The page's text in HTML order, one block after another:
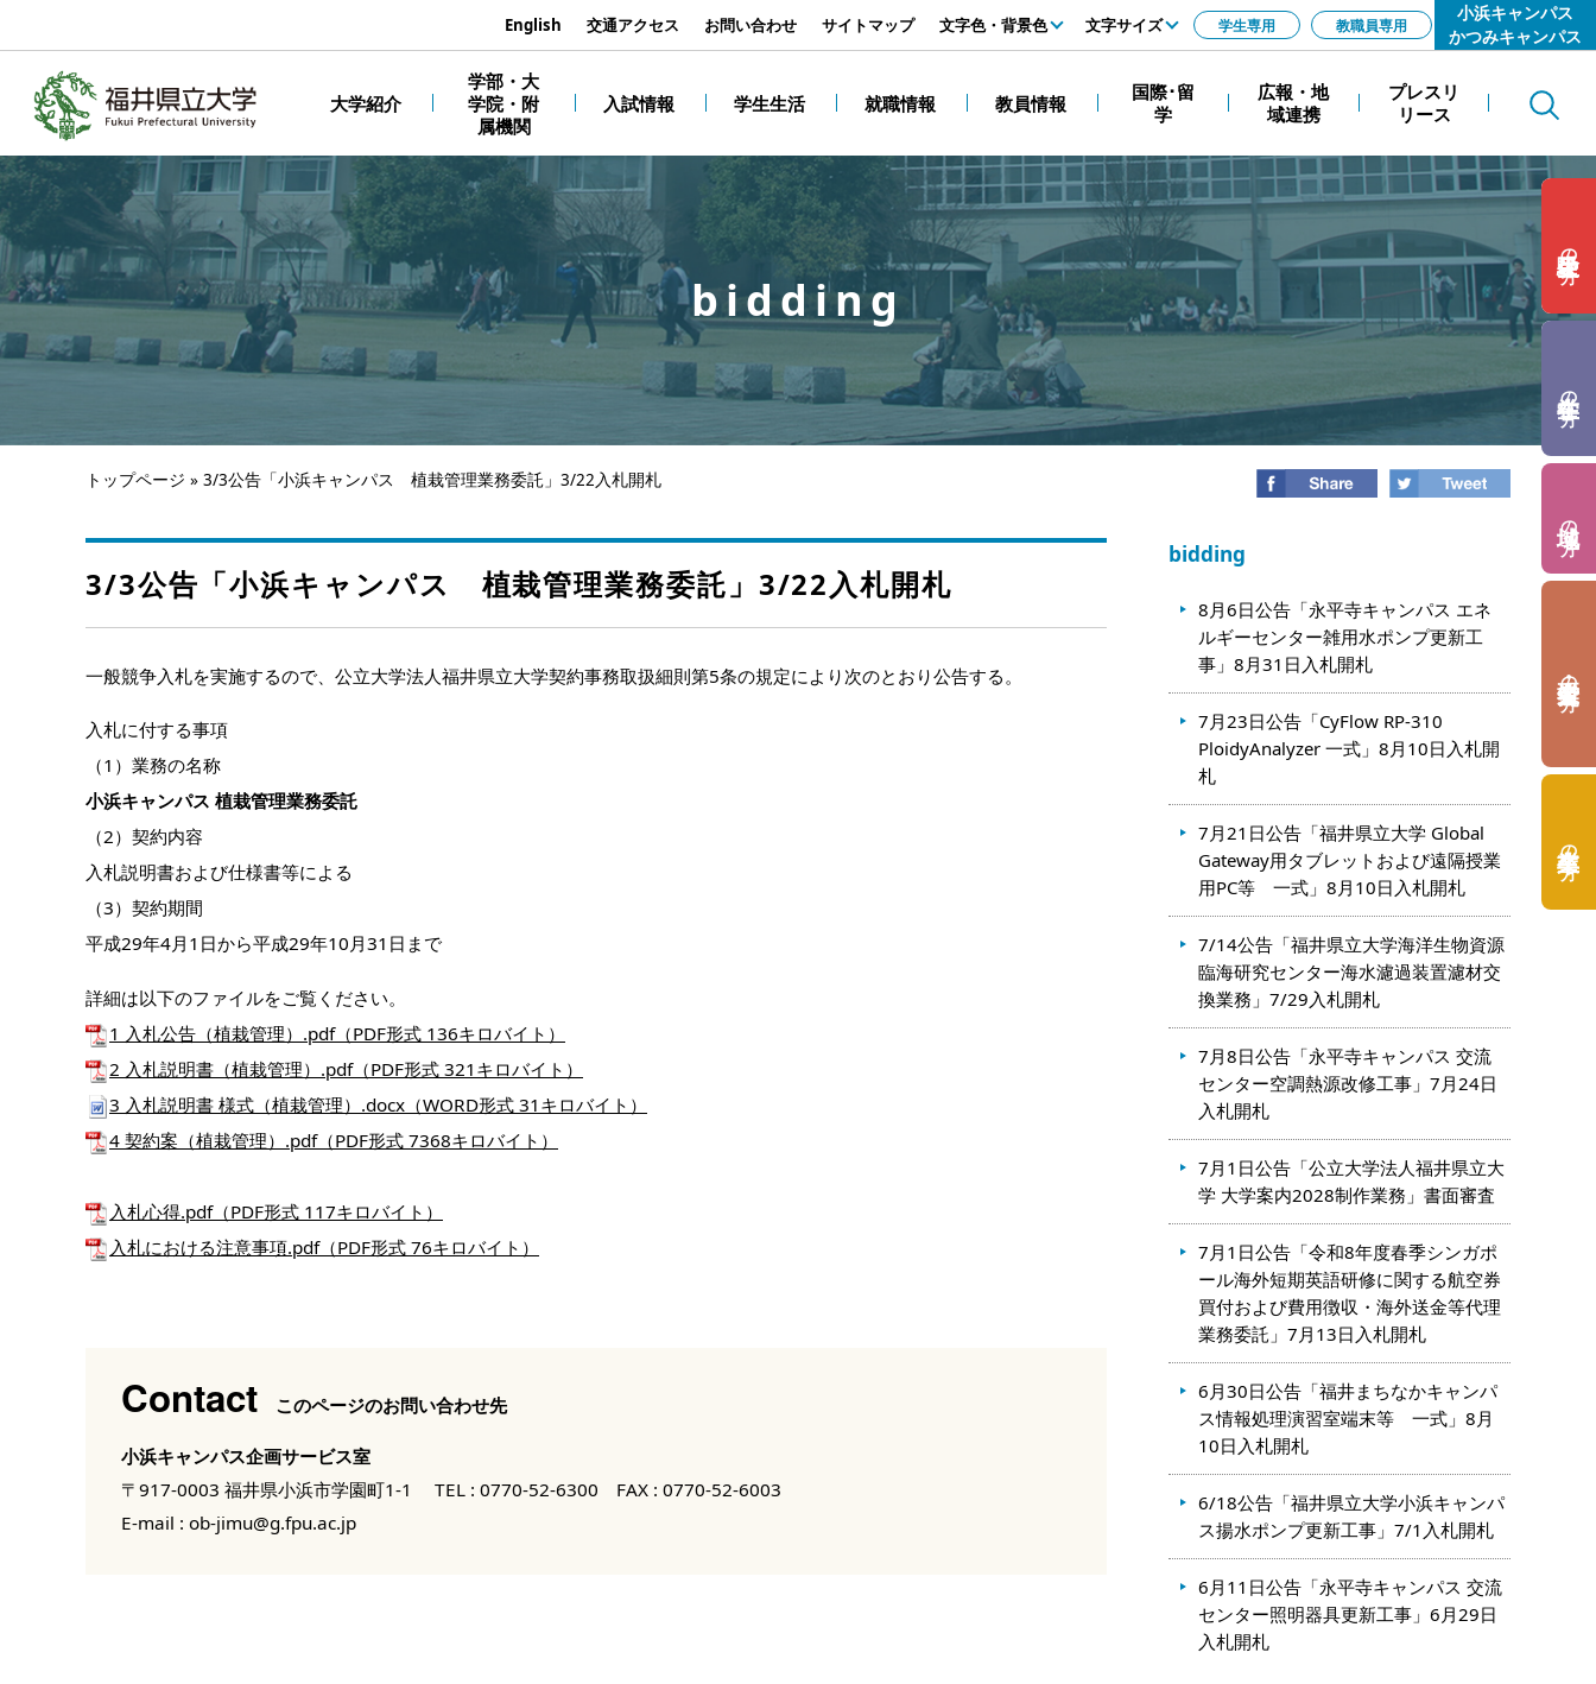
Search
大学紹介
学部・大
学院・附
属機関
入試情報 学生生活 就職情報 教員情報
国際･留
学
広報・地
域連携
プレスリ
リース
小浜キャンパス
かつみキャンパス
の方
の方
の方
の方
の方
English 交通アクセス お問い合わせ サイトマップ 文字色・背景色
黒
文字サイズ
拡大
学生専用 教職員専用
bidding
トップページ » 3/3公告「小浜キャンパス 植栽管理業務委託」3/22入札開札
3/3公告「小浜キャンパス 植栽管理業務委託」3/22入札開札
一般競争入札を実施するので、公立大学法人福井県立大学契約事務取扱細則第5条の規定により次のとおり公告する。
入札に付する事項
（1）業務の名称
小浜キャンパス 植栽管理業務委託
（2）契約内容
入札説明書および仕様書等による
（3）契約期間
平成29年4月1日から平成29年10月31日まで
詳細は以下のファイルをご覧ください。
1 入札公告（植栽管理）.pdf（PDF形式 136キロバイト）
2 入札説明書（植栽管理）.pdf（PDF形式 321キロバイト）
3 入札説明書 様式（植栽管理）.docx（WORD形式 31キロバイト）
4 契約案（植栽管理）.pdf（PDF形式 7368キロバイト）
入札心得.pdf（PDF形式 117キロバイト）
入札における注意事項.pdf（PDF形式 76キロバイト）
Contact このページのお問い合わせ先
小浜キャンパス企画サービス室
〒917-0003 福井県小浜市学園町1-1
TEL : 0770-52-6300 FAX : 0770-52-6003
E-mail : ob-jimu@g.fpu.ac.jp
bidding
8月6日公告「永平寺キャンパス エネ
ルギーセンター雑用水ポンプ更新工
事」8月31日入札開札
7月23日公告「CyFlow RP-310
PloidyAnalyzer 一式」8月10日入札開
札
7月21日公告「福井県立大学 Global
Gateway用タブレットおよび遠隔授業
用PC等 一式」8月10日入札開札
7/14公告「福井県立大学海洋生物資源
臨海研究センター海水濾過装置濾材交
換業務」7/29入札開札
7月8日公告「永平寺キャンパス 交流
センター空調熱源改修工事」7月24日
入札開札
7月1日公告「公立大学法人福井県立大
学 大学案内2028制作業務」書面審査
7月1日公告「令和8年度春季シンガポ
ール海外短期英語研修に関する航空券
買付および費用徴収・海外送金等代理
業務委託」7月13日入札開札
6月30日公告「福井まちなかキャンパ
ス情報処理演習室端末等 一式」8月
10日入札開札
6/18公告「福井県立大学小浜キャンパ
ス揚水ポンプ更新工事」7/1入札開札
6月11日公告「永平寺キャンパス 交流
センター照明器具更新工事」6月29日
入札開札